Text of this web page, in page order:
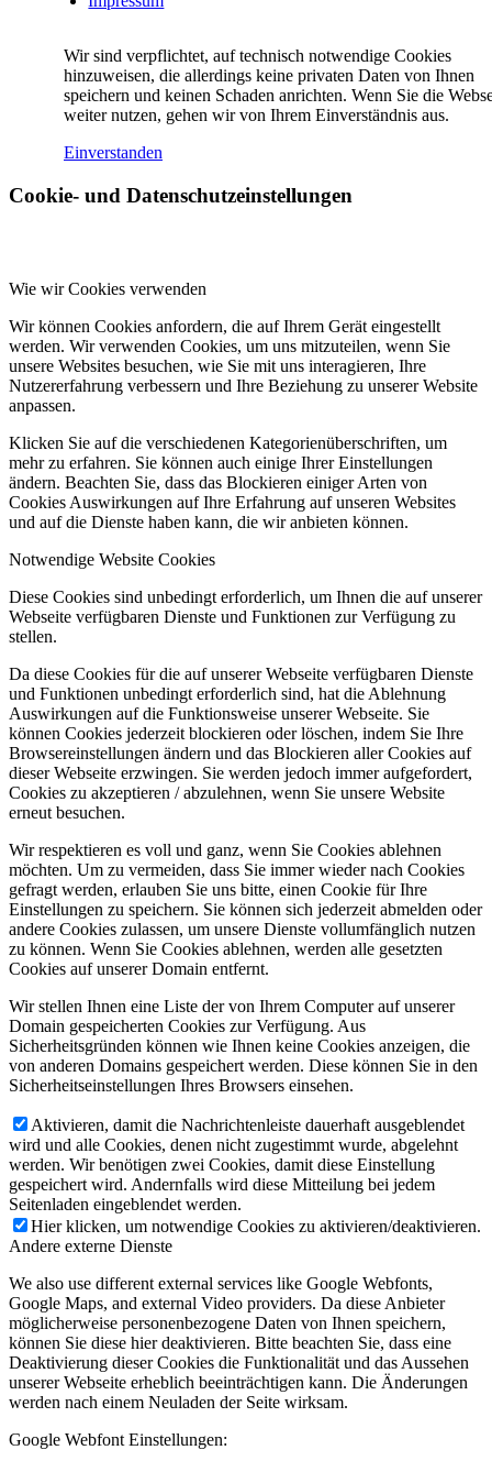
Wir sind verpflichtet, auf technisch notwendige Cookies
hinzuweisen, die allerdings keine privaten Daten von Ihnen
speichern und keinen Schaden anrichten. Wenn Sie die
weiter nutzen, gehen wir von Ihrem Einverständnis aus.
Einverstanden
Cookie- und Datenschutzeinstellungen
Wie wir Cookies verwenden
Wir können Cookies anfordern, die auf Ihrem Gerät eingestellt
werden. Wir verwenden Cookies, um uns mitzuteilen, wenn Sie
unsere Websites besuchen, wie Sie mit uns interagieren, Ihre
Nutzererfahrung verbessern und Ihre Beziehung zu unserer Website
anpassen.
Klicken Sie auf die verschiedenen Kategorienüberschriften, um
mehr zu erfahren. Sie können auch einige Ihrer Einstellungen
ändern. Beachten Sie, dass das Blockieren einiger Arten von
Cookies Auswirkungen auf Ihre Erfahrung auf unseren Websites
und auf die Dienste haben kann, die wir anbieten können.
Notwendige Website Cookies
Diese Cookies sind unbedingt erforderlich, um Ihnen die auf unserer
Webseite verfügbaren Dienste und Funktionen zur Verfügung zu
stellen.
Da diese Cookies für die auf unserer Webseite verfügbaren Dienste
und Funktionen unbedingt erforderlich sind, hat die Ablehnung
Auswirkungen auf die Funktionsweise unserer Webseite. Sie
können Cookies jederzeit blockieren oder löschen, indem Sie Ihre
Browsereinstellungen ändern und das Blockieren aller Cookies auf
dieser Webseite erzwingen. Sie werden jedoch immer aufgefordert,
Cookies zu akzeptieren / abzulehnen, wenn Sie unsere Website
erneut besuchen.
Wir respektieren es voll und ganz, wenn Sie Cookies ablehnen
möchten. Um zu vermeiden, dass Sie immer wieder nach Cookies
gefragt werden, erlauben Sie uns bitte, einen Cookie für Ihre
Einstellungen zu speichern. Sie können sich jederzeit abmelden oder
andere Cookies zulassen, um unsere Dienste vollumfänglich nutzen
zu können. Wenn Sie Cookies ablehnen, werden alle gesetzten
Cookies auf unserer Domain entfernt.
Wir stellen Ihnen eine Liste der von Ihrem Computer auf unserer
Domain gespeicherten Cookies zur Verfügung. Aus
Sicherheitsgründen können wie Ihnen keine Cookies anzeigen, die
von anderen Domains gespeichert werden. Diese können Sie in den
Sicherheitseinstellungen Ihres Browsers einsehen.
Aktivieren, damit die Nachrichtenleiste dauerhaft ausgeblendet
wird und alle Cookies, denen nicht zugestimmt wurde, abgelehnt
werden. Wir benötigen zwei Cookies, damit diese Einstellung
gespeichert wird. Andernfalls wird diese Mitteilung bei jedem
Seitenladen eingeblendet werden.
Hier klicken, um notwendige Cookies zu aktivieren/deaktivieren.
Andere externe Dienste
We also use different external services like Google Webfonts,
Google Maps, and external Video providers. Da diese Anbieter
möglicherweise personenbezogene Daten von Ihnen speichern,
können Sie diese hier deaktivieren. Bitte beachten Sie, dass eine
Deaktivierung dieser Cookies die Funktionalität und das Aussehen
unserer Webseite erheblich beeinträchtigen kann. Die Änderungen
werden nach einem Neuladen der Seite wirksam.
Google Webfont Einstellungen: